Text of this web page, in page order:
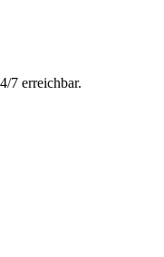
7 erreichbar.